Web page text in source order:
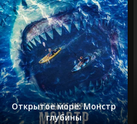
Открытое море: Монстр
глубины